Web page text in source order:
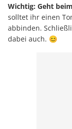
Wichtig: Geht
solltet ihr einen
abbinden.
dabei auch. 😊